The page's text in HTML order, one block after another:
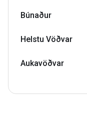
Búnaður
Helstu Vöðvar
Aukavöðvar